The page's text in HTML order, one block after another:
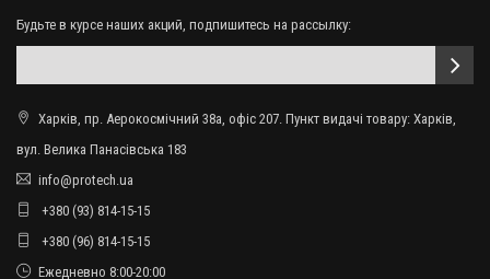
Будьте в курсе наших акций, подпишитесь на рассылку:
Харків, пр. Аерокосмічний 38а, офіс 207. Пункт видачі товару: Харків,
вул. Велика Панасівська 183
info@protech.ua
+380 (93) 814-15-15
+380 (96) 814-15-15
Ежедневно 8:00-20:00